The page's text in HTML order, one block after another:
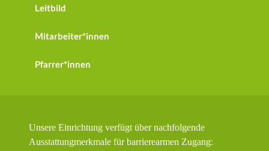
Leitbild
Mitarbeiter*innen
Pfarrer*innen
Unsere Einrichtung verfügt über nachfolgende
Ausstattungmerkmale für barrierearmen Zugang: